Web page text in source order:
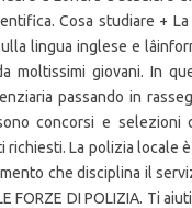
Cosa studiare +
lingua inglese e
moltissimi giovani. In
passando in
concorsi e selezioni
La polizia locale
che disciplina il
FORZE DI POLIZIA. Ti